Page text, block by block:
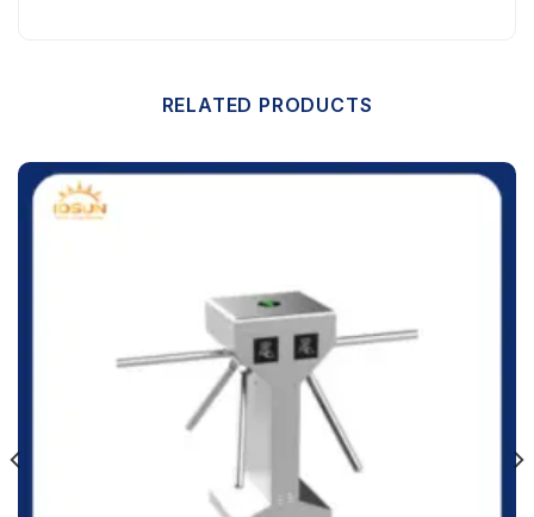
RELATED PRODUCTS